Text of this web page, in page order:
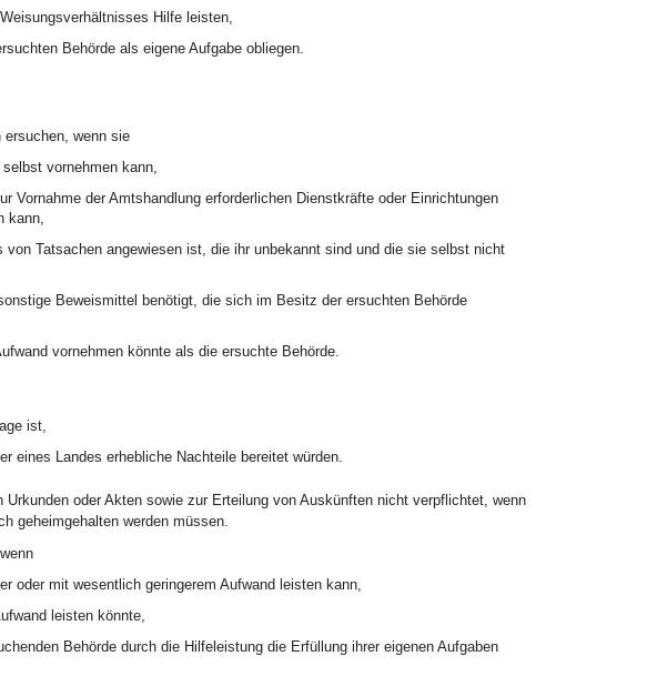
Hilfe leisten,
Behörde als eigene Aufgabe obliegen.
wenn sie
vornehmen kann,
Vornahme der Amtshandlung erforderlichen Dienstkräfte oder Einrichtungen
kann,
von Tatsachen angewiesen ist, die ihr unbekannt sind und die sie selbst nicht
Beweismittel benötigt, die sich im Besitz der ersuchten Behörde
vornehmen könnte als die ersuchte Behörde.
ist,
eines Landes erhebliche Nachteile bereitet würden.
oder Akten sowie zur Erteilung von Auskünften nicht verpflichtet, wenn
geheimgehalten werden müssen.
oder mit wesentlich geringerem Aufwand leisten kann,
leisten könnte,
Behörde durch die Hilfeleistung die Erfüllung ihrer eigenen Aufgaben